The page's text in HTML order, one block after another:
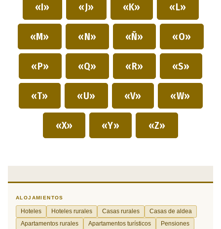
«I» «J» «K» «L»
«M» «N» «Ñ» «O»
«P» «Q» «R» «S»
«T» «U» «V» «W»
«X» «Y» «Z»